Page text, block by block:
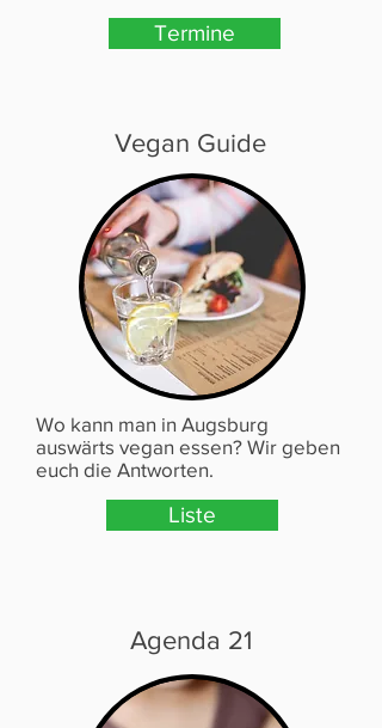
Termine
Vegan Guide
Wo kann man in Augsburg
auswärts vegan essen? Wir geben
euch die Antworten.
Liste
Agenda 21